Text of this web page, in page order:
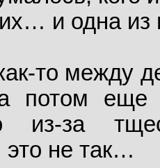
и одна
то между
потом еще
из-за
не так…